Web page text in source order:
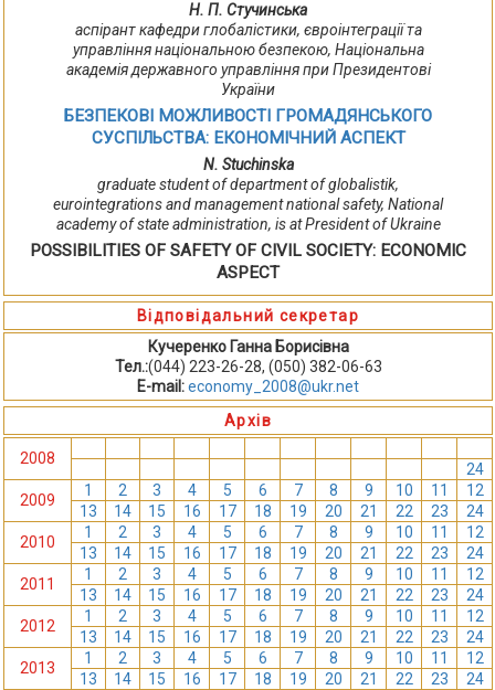
Н. П. Стучинська
аспірант кафедри глобалістики, євроінтеграції та
управління національною безпекою, Національна
академія державного управління при Президентові
України
БЕЗПЕКОВІ МОЖЛИВОСТІ ГРОМАДЯНСЬКОГО
СУСПІЛЬСТВА: ЕКОНОМІЧНИЙ АСПЕКТ
N. Stuchinska
graduate student of department of globalistik,
eurointegrations and management national safety, National
academy of state administration, is at President of Ukraine
POSSIBILITIES OF SAFETY OF CIVIL SOCIETY: ECONOMIC
ASPECT
Відповідальний секретар
Кучеренко Ганна Борисівна
Тел.:(044) 223-26-28, (050) 382-06-63
E-mail:economy_2008@ukr.net
Архів
2008
24
2009
1 2 3 4 5 6 7 8 9 10 11
12
13
14 15 16 17 18 19 20 21 22 23
24
2010
1 2 3 4 5 6 7 8 9 10 11
12
13
14 15 16 17 18 19 20 21 22 23
24
2011
1 2 3 4 5 6 7 8 9 10 11
12
13
14 15 16 17 18 19 20 21 22 23
24
2012
1 2 3 4 5 6 7 8 9 10 11
12
13
14 15 16 17 18 19 20 21 22 23
24
2013
1 2 3 4 5 6 7 8 9 10 11
12
13
14 15 16 17 18 19 20 21 22 23
24